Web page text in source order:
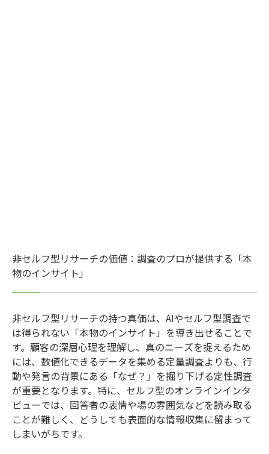
非セルフ型リサーチの価値：調査のプロが提供する「本
物のインサイト」
非セルフ型リサーチの持つ真価は、AIやセルフ型調査で
は得られない「本物のインサイト」を導き出せることで
す。顧客の深層心理を理解し、真のニーズを捉えるため
には、数値化できるデータを集める定量調査よりも、行
動や発言の背景にある「なぜ？」を掘り下げる定性調査
が重要となります。特に、セルフ型のオンラインインタ
ビューでは、回答者の表情や場の雰囲気などを読み取る
ことが難しく、どうしても表面的な情報収集に留まって
しまいがちです。